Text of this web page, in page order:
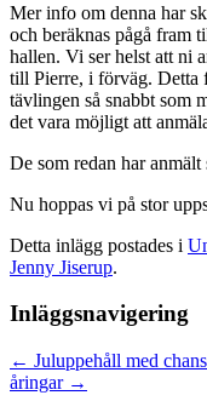
Mer info om denna har
och beräknas pågå fram
hallen. Vi ser helst att ni
till Pierre, i förväg. Detta
tävlingen så snabbt som
det vara möjligt att
De som redan har
Nu hoppas vi på stor
Detta inlägg postades i
Jenny Jiserup.
Inläggsnavigering
← Juluppehåll med
åringar →